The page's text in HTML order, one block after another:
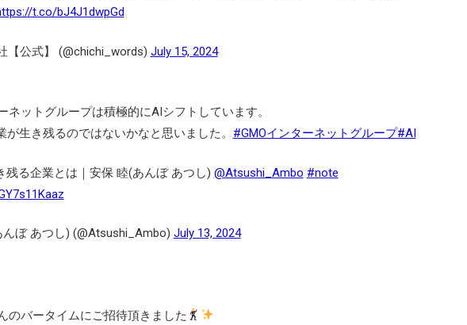
t.co/bJ4J1dwpGd
【公式】 (@chichi_words) July 15, 2024
ネットグループは積極的にAIシフトしています。
が生き残るのではないかなと思いました。 #GMOインターネットグループ#AI
残る企業とは｜安保 睦(あんぼ あつし) @Atsushi_Ambo #note
ぼ あつし) (@Atsushi_Ambo) July 13, 2024
のバータイムにご招待頂きました